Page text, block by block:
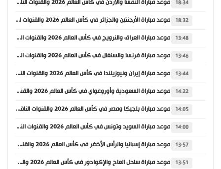
18:34 موعد مباراة النمسا والأردن في كأس العالم 2026 والقنوات الناقلة
18:32 موعد مباراة الأرجنتين والجزائر في كأس العالم 2026 والقنوات الناقلة
13:48 موعد مباراة العراق والنرويج في كأس العالم 2026 والقنوات الناقلة
13:46 موعد مباراة فرنسا والسنغال في كأس العالم 2026 والقنوات الناقلة
13:44 موعد مباراة إيران ونيوزيلندا في كأس العالم 2026 والقنوات الناقلة
14:22 موعد مباراة السعودية وأوروغواي في كأس العالم 2026 والقنوات الناقلة
14:05 موعد مباراة بلجيكا ومصر في كأس العالم 2026 والقنوات الناقلة
14:00 موعد مباراة السويد وتونس في كأس العالم 2026 والقنوات الناقلة
13:57 موعد مباراة إسبانيا والرأس الأخضر في كأس العالم 2026 والقنوات الناقلة
13:51 موعد مباراة ساحل العاج والإكوادور في كأس العالم 2026 والقنوات الناقلة